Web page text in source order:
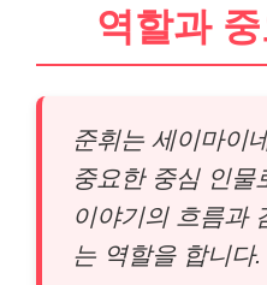
역할과
준휘는 세이마이
중요한 중심 인물
이야기의 흐름과
는 역할을 합니다.